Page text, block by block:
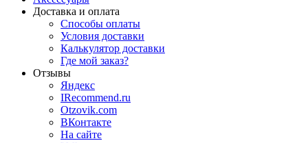
Доставка и оплата
Способы оплаты
Условия доставки
Калькулятор доставки
Где мой заказ?
Отзывы
Яндекс
IRecommend.ru
Otzovik.com
ВКонтакте
На сайте